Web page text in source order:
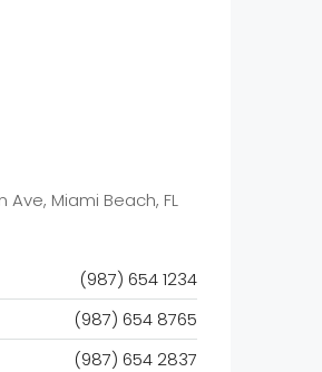
Ave, Miami Beach, FL
(987) 654 1234
(987) 654 8765
(987) 654 2837